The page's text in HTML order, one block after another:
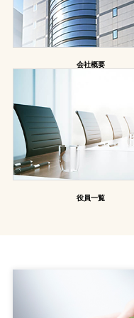
会社概要
役員一覧